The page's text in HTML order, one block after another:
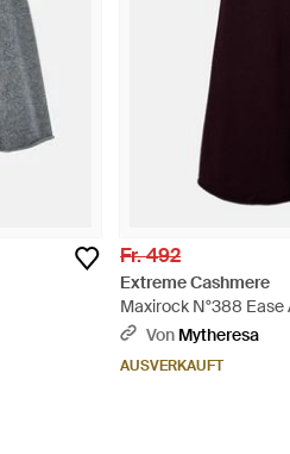
Fr. 492
Extreme Cashmere
Maxirock N°388 Ease
Kaschmirgemisch - Lila
Von Mytheresa
AUSVERKAUFT